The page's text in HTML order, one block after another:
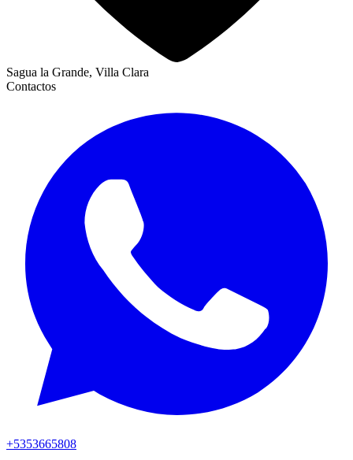
Sagua la Grande, Villa Clara
Contactos
+5353665808